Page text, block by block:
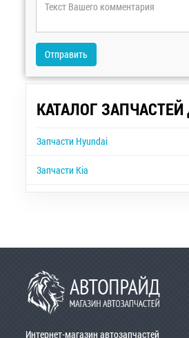
Отправить
КАТАЛОГ
Запчасти Hyundai
Запчасти Kia
Интернет-магазин автозапчастей